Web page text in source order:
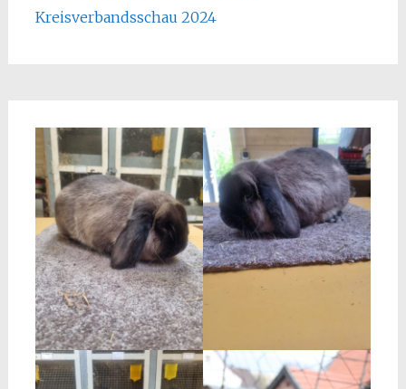
Kreisverbandsschau 2024